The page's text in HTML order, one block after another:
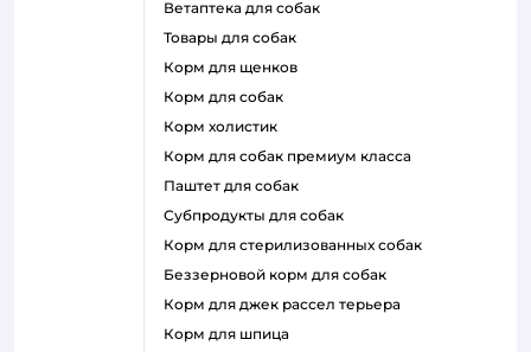
ветаптека для собак
товары для собак
корм для щенков
корм для собак
корм холистик
корм для собак премиум класса
паштет для собак
субпродукты для собак
корм для стерилизованных собак
беззерновой корм для собак
корм для джек рассел терьера
корм для шпица